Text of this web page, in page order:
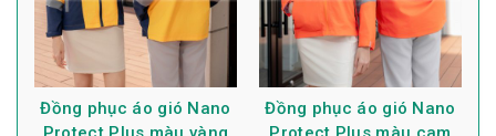
Đồng phục áo gió Nano
Đồng phục áo gió Nano